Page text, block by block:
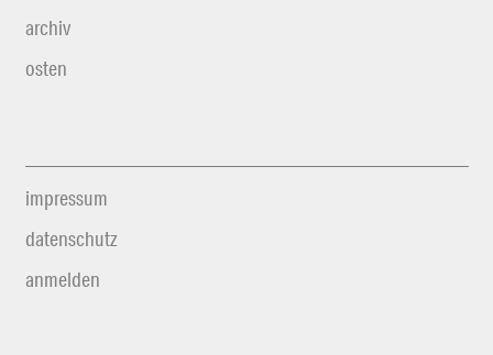
archiv
osten
impressum
datenschutz
anmelden